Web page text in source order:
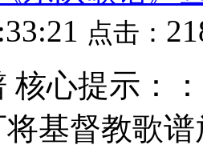
点击：
核心提示：
基督教歌